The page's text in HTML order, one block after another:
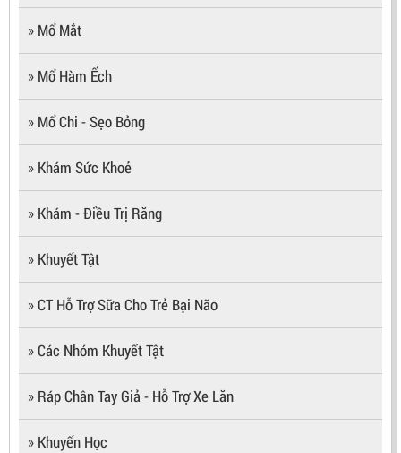
» Mổ Mắt
» Mổ Hàm Ếch
» Mổ Chi - Sẹo Bỏng
» Khám Sức Khoẻ
» Khám - Điều Trị Răng
» Khuyết Tật
» CT Hỗ Trợ Sữa Cho Trẻ Bại Não
» Các Nhóm Khuyết Tật
» Ráp Chân Tay Giả - Hỗ Trợ Xe Lăn
» Khuyến Học